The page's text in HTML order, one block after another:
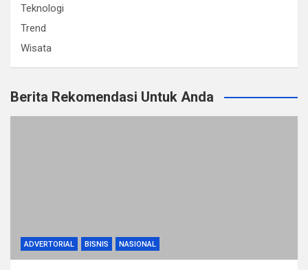
Teknologi
Trend
Wisata
Berita Rekomendasi Untuk Anda
ADVERTORIAL BISNIS NASIONAL